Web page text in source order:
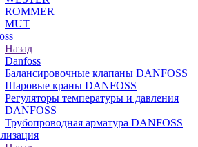
ROMMER
MUT
Назад
Danfoss
Балансировочные клапаны DANFOSS
Шаровые краны DANFOSS
Регуляторы температуры и давления
DANFOSS
Трубопроводная арматура DANFOSS